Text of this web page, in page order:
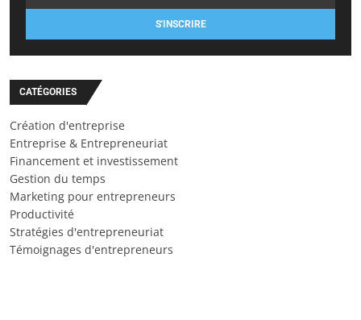
S'INSCRIRE
CATÉGORIES
Création d'entreprise
Entreprise & Entrepreneuriat
Financement et investissement
Gestion du temps
Marketing pour entrepreneurs
Productivité
Stratégies d'entrepreneuriat
Témoignages d'entrepreneurs